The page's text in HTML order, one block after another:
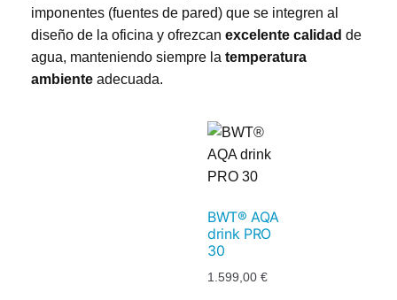
imponentes (fuentes de pared) que se integren al
diseño de la oficina y ofrezcan excelente calidad de
agua, manteniendo siempre la temperatura
ambiente adecuada.
BWT® AQA
drink PRO
30
1.599,00 €